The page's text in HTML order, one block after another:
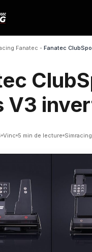
Fanatec - Fanatec
V3
Vinc 5 min de lecture